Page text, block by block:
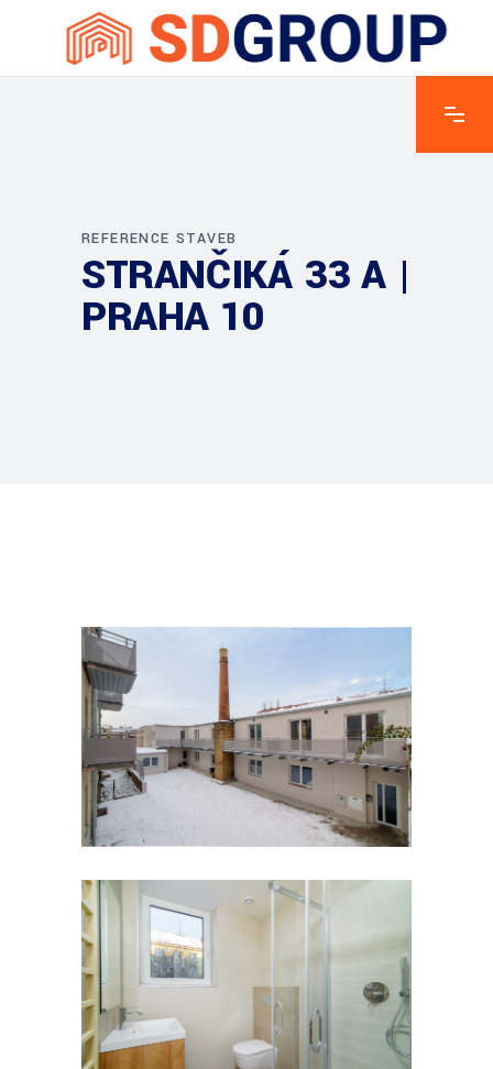
REFERENCE STAVEB
STRANČIKÁ 33 A |
PRAHA 10